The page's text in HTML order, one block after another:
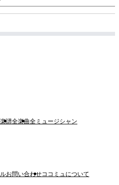
譜全楽曲全ミュージシャン
お問い合わせココミュについて